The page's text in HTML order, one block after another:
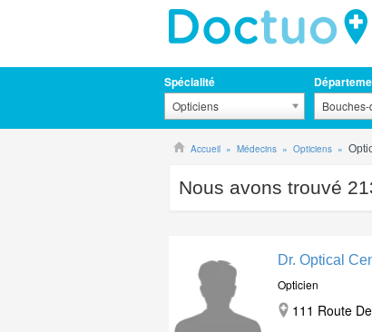
Spécialité
Opticiens
Accueil Médecins Opticiens
Nous avons trouvé
Dr. Optical
Opticien
111 Route